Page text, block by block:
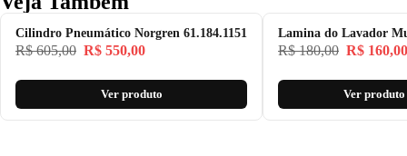
Cilindro Pneumático Norgren 61.184.1151
R$605,00 R$ 550,00
Ver produto
Lamina do Lavador
R$180,00 R$ 160,00
Ver produto